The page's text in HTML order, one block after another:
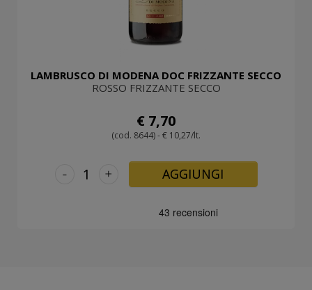
LAMBRUSCO DI MODENA DOC FRIZZANTE SECCO
ROSSO FRIZZANTE SECCO
€ 7,70
(cod. 8644) - € 10,27/lt.
+
- AGGIUNGI